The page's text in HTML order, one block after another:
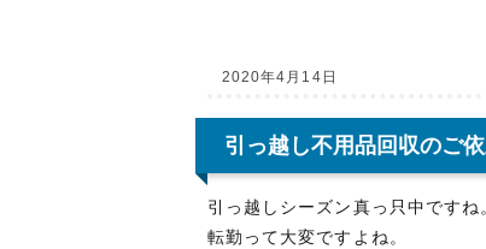
2020年4月14日
引っ越し不用品回収のご
引っ越しシーズン真っ只中ですね
転勤って大変ですよね。